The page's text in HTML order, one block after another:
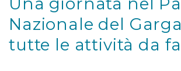
Nazionale del
tutte le attività da